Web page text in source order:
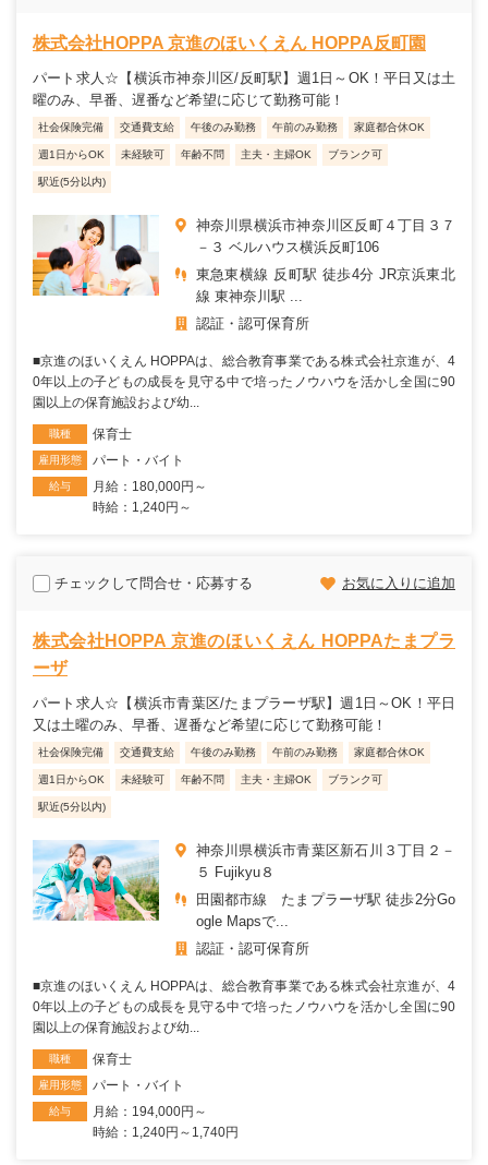
株式会社HOPPA 京進のほいくえん HOPPA反町園
パート求人☆【横浜市神奈川区/反町駅】週1日～OK！平日又は土
曜のみ、早番、遅番など希望に応じて勤務可能！
社会保険完備 交通費支給 午後のみ勤務 午前のみ勤務 家庭都合休OK
週1日からOK 未経験可 年齢不問 主夫・主婦OK ブランク可
駅近(5分以内)
神奈川県横浜市神奈川区反町４丁目３７
－３ ベルハウス横浜反町106
東急東横線 反町駅 徒歩4分 JR京浜東北
線 東神奈川駅 ...
認証・認可保育所
■京進のほいくえん HOPPAは、総合教育事業である株式会社京進が、4
0年以上の子どもの成長を見守る中で培ったノウハウを活かし全国に90
園以上の保育施設および幼...
職種 保育士
雇用形態 パート・バイト
給与
月給：180,000円～
時給：1,240円～
チェックして問合せ・応募する お気に入りに追加
株式会社HOPPA 京進のほいくえん HOPPAたまプラ
ーザ
パート求人☆【横浜市青葉区/たまプラーザ駅】週1日～OK！平日
又は土曜のみ、早番、遅番など希望に応じて勤務可能！
社会保険完備 交通費支給 午後のみ勤務 午前のみ勤務 家庭都合休OK
週1日からOK 未経験可 年齢不問 主夫・主婦OK ブランク可
駅近(5分以内)
神奈川県横浜市青葉区新石川３丁目２－
５ Fujikyu８
田園都市線 たまプラーザ駅 徒歩2分Go
ogle Mapsで...
認証・認可保育所
■京進のほいくえん HOPPAは、総合教育事業である株式会社京進が、4
0年以上の子どもの成長を見守る中で培ったノウハウを活かし全国に90
園以上の保育施設および幼...
職種 保育士
雇用形態 パート・バイト
給与
月給：194,000円～
時給：1,240円～1,740円